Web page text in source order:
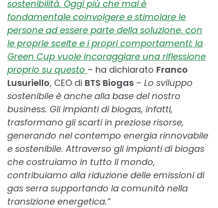
sostenibilità. Oggi più che mai è
fondamentale coinvolgere e stimolare le
persone ad essere parte della soluzione, con
le proprie scelte e i propri comportamenti: la
Green Cup vuole incoraggiare una riflessione
proprio su questo – ha dichiarato Franco
Lusuriello, CEO di BTS Biogas – Lo sviluppo
sostenibile è anche alla base del nostro
business. Gli impianti di biogas, infatti,
trasformano gli scarti in preziose risorse,
generando nel contempo energia rinnovabile
e sostenibile. Attraverso gli impianti di biogas
che costruiamo in tutto il mondo,
contribuiamo alla riduzione delle emissioni di
gas serra supportando la comunità nella
transizione energetica.”